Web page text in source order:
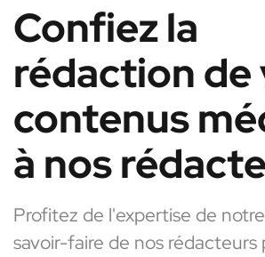
Confiez la
rédaction de
contenus
à nos
Profitez de l'expertise de
savoir-faire de nos rédacteurs